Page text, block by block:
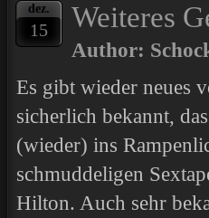
dez.
15 Weiteres
Author:
Es gibt wieder neues
sicherlich bekannt,
(wieder) ins
schmuddeligen
Hilton. Auch sehr